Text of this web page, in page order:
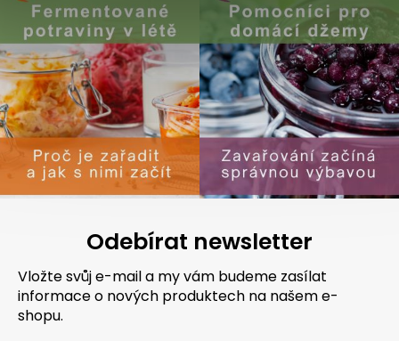
Odebírat newsletter
Vložte svůj e-mail a my vám budeme zasílat
informace o nových produktech na našem e-
shopu.